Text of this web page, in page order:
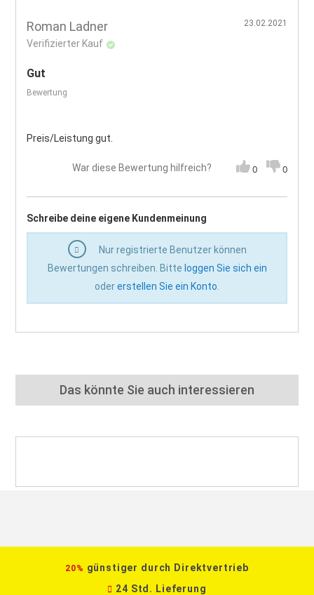
Roman Ladner
Verifizierter Kauf
23.02.2021
Gut
Bewertung
Preis/Leistung gut.
War diese Bewertung hilfreich? 0 0
Schreibe deine eigene Kundenmeinung
Nur registrierte Benutzer können
Bewertungen schreiben. Bitte loggen Sie sich ein
odererstellen Sie ein Konto
Das könnte Sie auch interessieren
20% günstiger durch Direktvertrieb
24 Std. Lieferung